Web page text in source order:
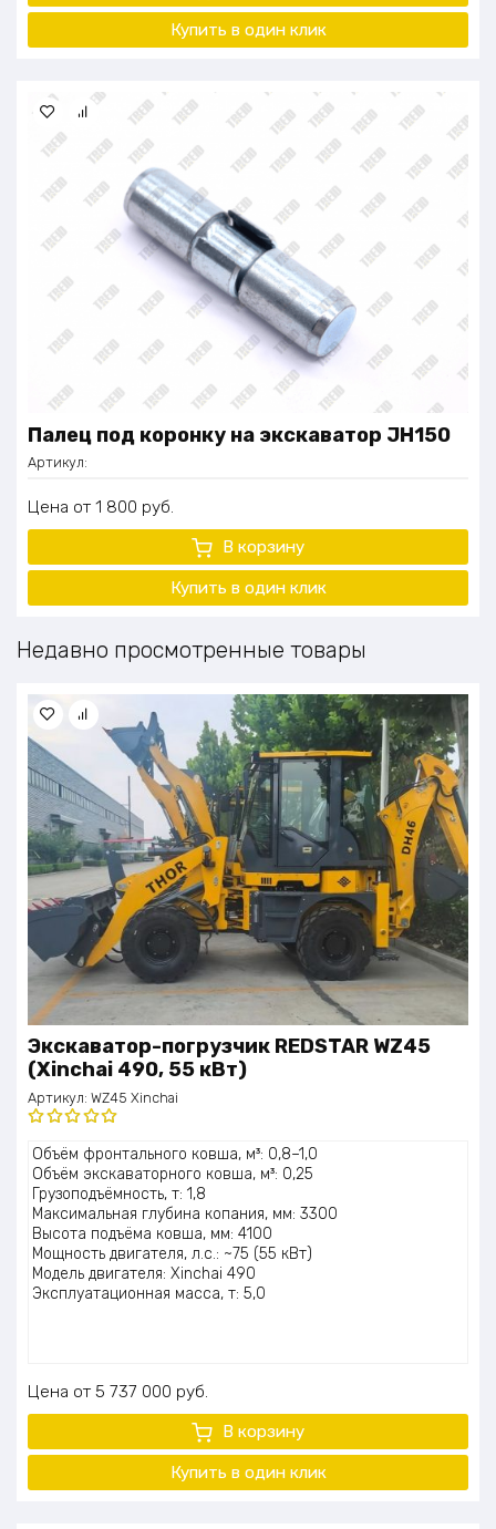
Купить в один клик
Палец под коронку на экскаватор JH150
Артикул:
Цена 1 800 руб.
В корзину
Купить в один клик
Недавно просмотренные товары
Экскаватор-погрузчик REDSTAR WZ45
(Xinchai 490, 55 кВт)
Артикул: WZ45 Xinchai
Оценка
5.00из 5
Объём фронтального ковша, м³: 0,8–1,0
Объём экскаваторного ковша, м³: 0,25
Грузоподъёмность, т: 1,8
Максимальная глубина копания, мм: 3300
Высота подъёма ковша, мм: 4100
Мощность двигателя, л.с.: ~75 (55 кВт)
Модель двигателя: Xinchai 490
Эксплуатационная масса, т: 5,0
Цена 5 737 000 руб.
В корзину
Купить в один клик